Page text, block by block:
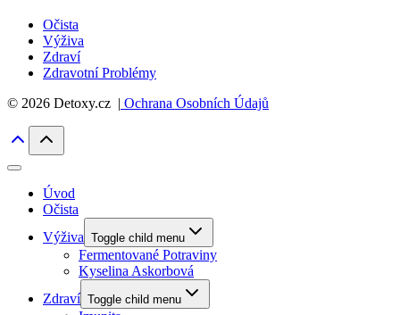
Očista
Výživa
Zdraví
Zdravotní Problémy
© 2026 Detoxy.cz | Ochrana Osobních Údajů
Úvod
Očista
Výživa Toggle child menu
Fermentované Potraviny
Kyselina Askorbová
Zdraví Toggle child menu